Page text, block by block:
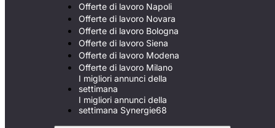
Offerte di lavoro Napoli
Offerte di lavoro Novara
Offerte di lavoro Bologna
Offerte di lavoro Siena
Offerte di lavoro Modena
Offerte di lavoro Milano
I migliori annunci della
settimana
I migliori annunci della
settimana Synergie68